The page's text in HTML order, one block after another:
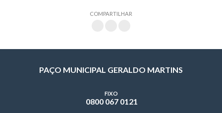
COMPARTILHAR
PAÇO MUNICIPAL GERALDO MARTINS
FIXO
0800 067 0121